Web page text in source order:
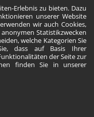
Erlebnis zu bieten. Dazu
unserer Website
wir auch Cookies,
Statistikzwecken
welche Kategorien Sie
dass auf Basis Ihrer
der Seite zur
finden Sie in unserer